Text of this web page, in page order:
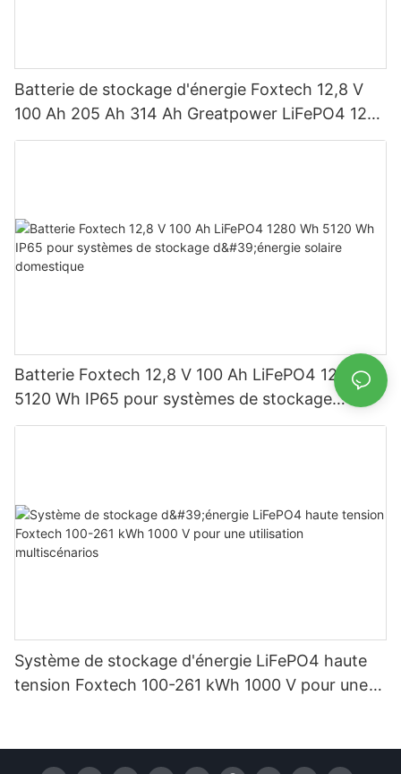
Batterie de stockage d'énergie Foxtech 12,8 V
100 Ah 205 Ah 314 Ah Greatpower LiFePO4 1280
Wh-5120 Wh IP65
Batterie Foxtech 12,8 V 100 Ah LiFePO4 1280 Wh
5120 Wh IP65 pour systèmes de stockage
d'énergie solaire domestique
Système de stockage d'énergie LiFePO4 haute
tension Foxtech 100-261 kWh 1000 V pour une